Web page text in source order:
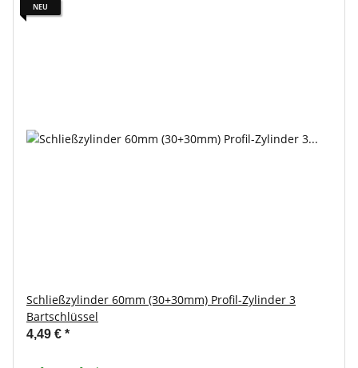
NEU
Schließzylinder 60mm (30+30mm) Profil-Zylinder 3
Bartschlüssel
4,49 € *